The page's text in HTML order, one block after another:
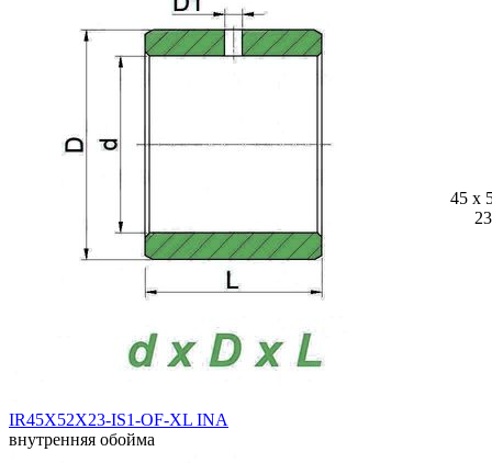
IR45X52X23-IS1-OF-XL INA
внутренняя обойма
45 x
23